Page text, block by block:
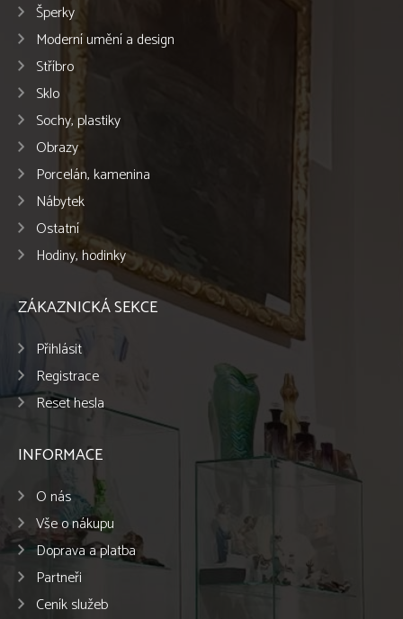
Šperky
Moderní umění a design
Stříbro
Sklo
Sochy, plastiky
Obrazy
Porcelán, kamenina
Nábytek
Ostatní
Hodiny, hodinky
ZÁKAZNICKÁ SEKCE
Přihlásit
Registrace
Reset hesla
INFORMACE
O nás
Vše o nákupu
Doprava a platba
Partneři
Ceník služeb